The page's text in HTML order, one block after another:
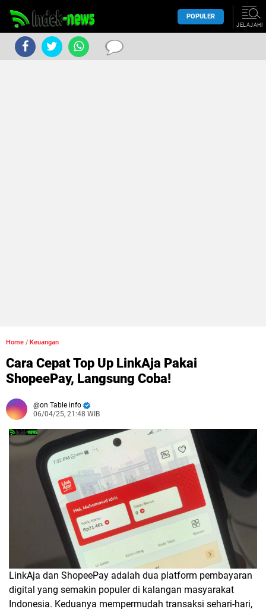
POPULER
JELAJAHI
Home / Keuangan
Cara Cepat Top Up LinkAja Pakai
ShopeePay, Langsung Coba!
on Table info
06/04/25, 21:48 WIB
LinkAja dan ShopeePay adalah dua platform pembayaran
digital yang semakin populer di kalangan masyarakat
Indonesia. Keduanya mempermudah transaksi sehari-hari,